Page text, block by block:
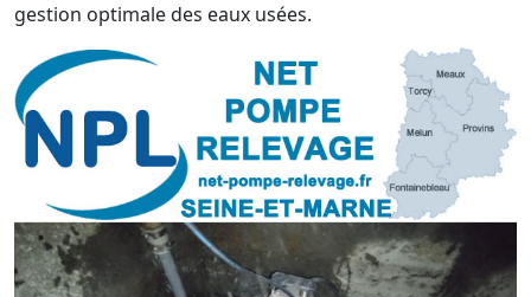
gestion optimale des eaux usées.